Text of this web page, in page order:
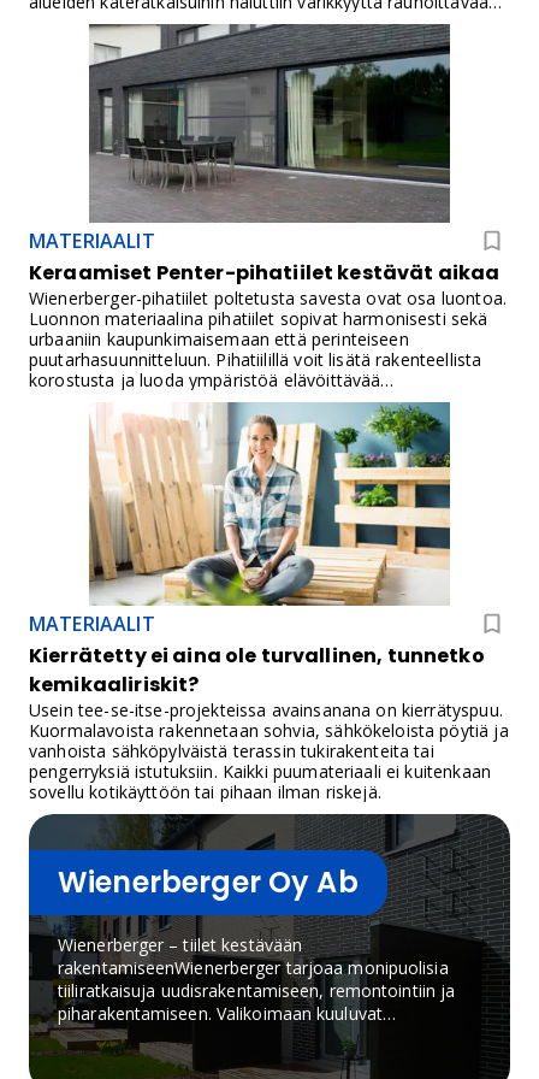
tummaa pintaa.
MATERIAALIT
Keraamiset Penter-pihatiilet kestävät aikaa
Wienerberger-pihatiilet poltetusta savesta ovat osa luontoa.
Luonnon materiaalina pihatiilet sopivat harmonisesti sekä
urbaaniin kaupunkimaisemaan että perinteiseen
puutarhasuunnitteluun. Pihatiilillä voit lisätä rakenteellista
korostusta ja luoda ympäristöä elävöittävää
tunnelmaa.Wienerberger-pihatiilet on valmistettu luonnon
savesta ja hiekasta, joilla aikaansaadaan niiden luonnollisen
rustiikki muotovaikutelma. Ne ovat korkealaatuisia ja
kestäviä. Ne pitävät hyvin värinsä ja kestävät kolhuja. Niiden
pinta on helppo puhdistaa ja ne kestävät vaativissakin
ympäristöolosuhteissa vuosikymmeniä.
MATERIAALIT
Kierrätetty ei aina ole turvallinen, tunnetko
kemikaaliriskit?
Usein tee-se-itse-projekteissa avainsanana on kierrätyspuu.
Kuormalavoista rakennetaan sohvia, sähkökeloista pöytiä ja
vanhoista sähköpylväistä terassin tukirakenteita tai
pengerryksiä istutuksiin. Kaikki puumateriaali ei kuitenkaan
sovellu kotikäyttöön tai pihaan ilman riskejä.
Wienerberger Oy Ab
Wienerberger – tiilet kestävään
rakentamiseenWienerberger tarjoaa monipuolisia
tiiliratkaisuja uudisrakentamiseen, remontointiin ja
piharakentamiseen. Valikoimaan kuuluvat
julkisivutiilet, tiililaatat, keraamiset kattotiilet,
pihatiilet, sisustustiilet sekä Poroton-kennoharkot